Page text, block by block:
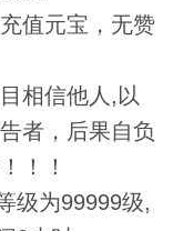
值元宝，无赞
相信他人,以
者，后果自负
！！
级为99999级,